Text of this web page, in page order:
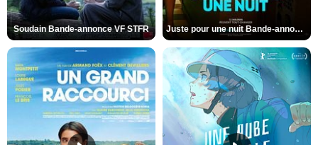
Soudain Bande-annonce VF STFR Juste pour une nuit Bande-annonce VO STFR